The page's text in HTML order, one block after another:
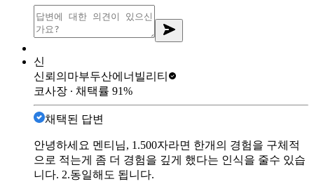
신
신뢰의마부두산에너빌리티
코사장 ∙ 채택률 91%
채택된 답변
안녕하세요 멘티님, 1.500자라면 한개의 경험을 구체적
으로 적는게 좀 더 경험을 깊게 했다는 인식을 줄수 있습
니다. 2.동일해도 됩니다.